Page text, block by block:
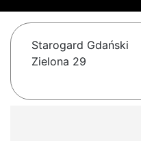
Starogard Gdański
Zielona 29